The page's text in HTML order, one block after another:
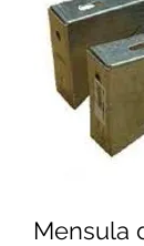
Mensula